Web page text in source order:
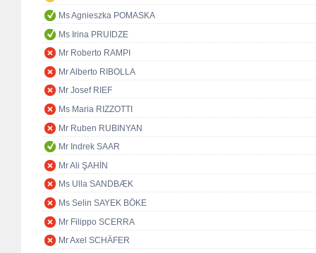
Ms Agnieszka POMASKA
Ms Irina PRUIDZE
Mr Roberto RAMPI
Mr Alberto RIBOLLA
Mr Josef RIEF
Ms Maria RIZZOTTI
Mr Ruben RUBINYAN
Mr Indrek SAAR
Mr Ali ŞAHİN
Ms Ulla SANDBÆK
Ms Selin SAYEK BÖKE
Mr Filippo SCERRA
Mr Axel SCHÄFER